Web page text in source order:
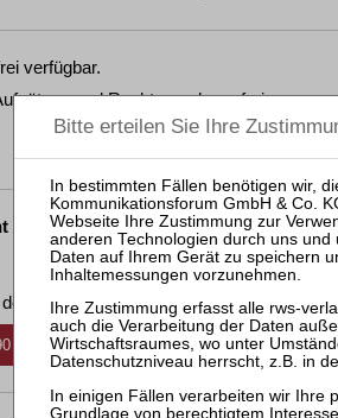
verfügbar.
und Rechtsprechung frei.
verfügen, können Sie den
gewünschten Beitrag kostenpflichtig
€ inkl. 7 % MwSt. kaufen